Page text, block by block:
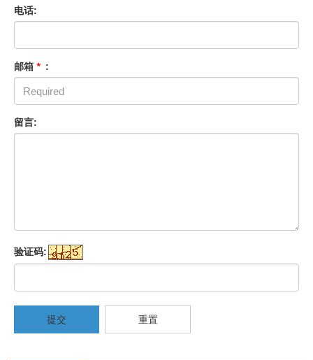
电话:
邮箱 * :
留言:
验证码:
提交 重置